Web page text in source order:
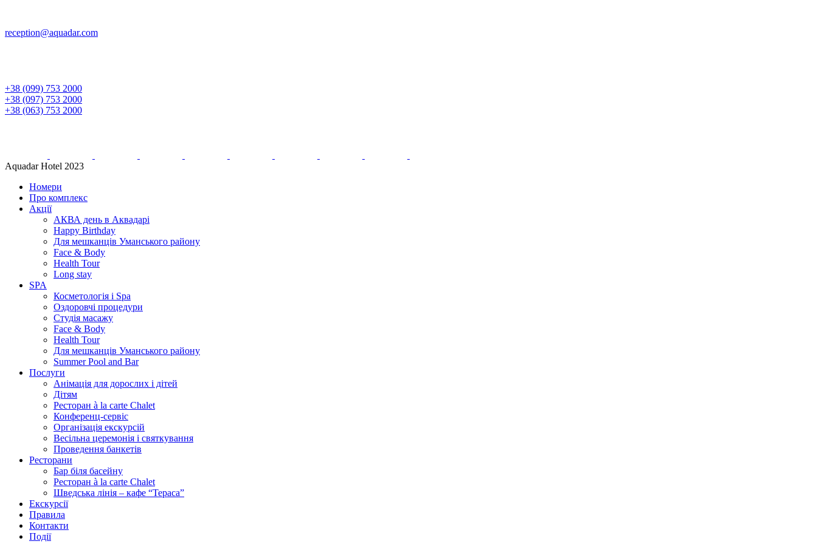
reception@aquadar.com
+38 (099) 753 2000
+38 (097) 753 2000
+38 (063) 753 2000
Aquadar Hotel 2023
Номери
Про комплекс
Акції
АКВА день в Аквадарі
Happy Birthday
Для мешканців Уманського району
Face & Body
Health Tour
Long stay
SPA
Косметологія і Spa
Оздоровчі процедури
Студія масажу
Face & Body
Health Tour
Для мешканців Уманського району
Summer Pool and Bar
Послуги
Анімація для дорослих і дітей
Дітям
Ресторан à la carte Chalet
Конференц-сервіс
Організація екскурсій
Весільна церемонія і святкування
Проведення банкетів
Ресторани
Бар біля басейну
Ресторан à la carte Chalet
Шведська лінія – кафе “Тераса”
Екскурсії
Правила
Контакти
Події